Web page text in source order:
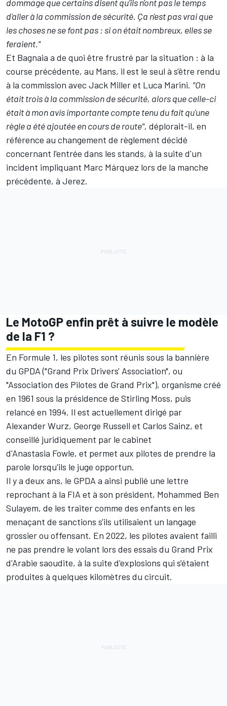
dommage que certains disent qu'ils n'ont pas le temps
d'aller à la commission de sécurité. Ça n'est pas vrai que
les choses ne se font pas : si on était nombreux, elles se
feraient."
Et Bagnaia a de quoi être frustré par la situation : à la
course précédente, au Mans, il est le seul à s'être rendu
à la commission avec Jack Milleret Luca Marini. "On
était trois à la commission de sécurité, alors que celle-ci
était à mon avis importante compte tenu du fait qu'une
règle a été ajoutée en cours de route", déplorait-il, en
référence au changement de règlement décidé
concernant l'entrée dans les stands, à la suite d'un
incident impliquant Marc Márquez lors de la manche
précédente, à Jerez.
Le MotoGP enfin prêt à suivre le modèle
de la F1 ?
En Formule 1, les pilotes sont réunis sous la bannière
du GPDA ("Grand Prix Drivers' Association", ou
"Association des Pilotes de Grand Prix"), organisme créé
en 1961 sous la présidence de Stirling Moss, puis
relancé en 1994. Il est actuellement dirigé par
Alexander Wurz, George Russell et Carlos Sainz, et
conseillé juridiquement par le cabinet
d'Anastasia Fowle, et permet aux pilotes de prendre la
parole lorsqu'ils le juge opportun.
Il y a deux ans, le GPDA a ainsi publié une lettre
reprochant à la FIA et à son président, Mohammed Ben
Sulayem, de les traiter comme des enfants en les
menaçant de sanctions s'ils utilisaient un langage
grossier ou offensant. En 2022, les pilotes avaient failli
ne pas prendre le volant lors des essais du Grand Prix
d'Arabie saoudite, à la suite d'explosions qui s'étaient
produites à quelques kilomètres du circuit.